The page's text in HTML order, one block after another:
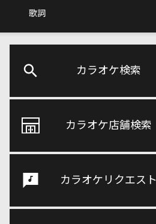
歌詞
カラオケ検索
カラオケ店舗検索
カラオケリクエスト